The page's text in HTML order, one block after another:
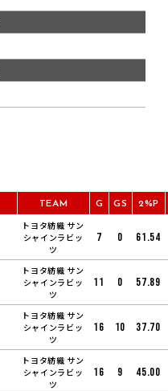
TEAM G GS 2%P
トヨタ紡織 サン
シャインラビッ
ツ
7 0 61.54
トヨタ紡織 サン
シャインラビッ
ツ
11 0 57.89
トヨタ紡織 サン
シャインラビッ
ツ
16 10 37.70
トヨタ紡織 サン
シャインラビッ
ツ
16 9 45.00